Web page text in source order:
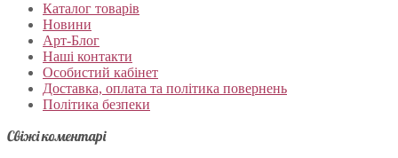
Каталог товарів
Новини
Арт-Блог
Наші контакти
Особистий кабінет
Доставка, оплата та політика повернень
Політика безпеки
Свіжі коментарі